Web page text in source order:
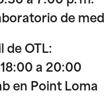
de
de OTL:
a 20:00
en Point Loma